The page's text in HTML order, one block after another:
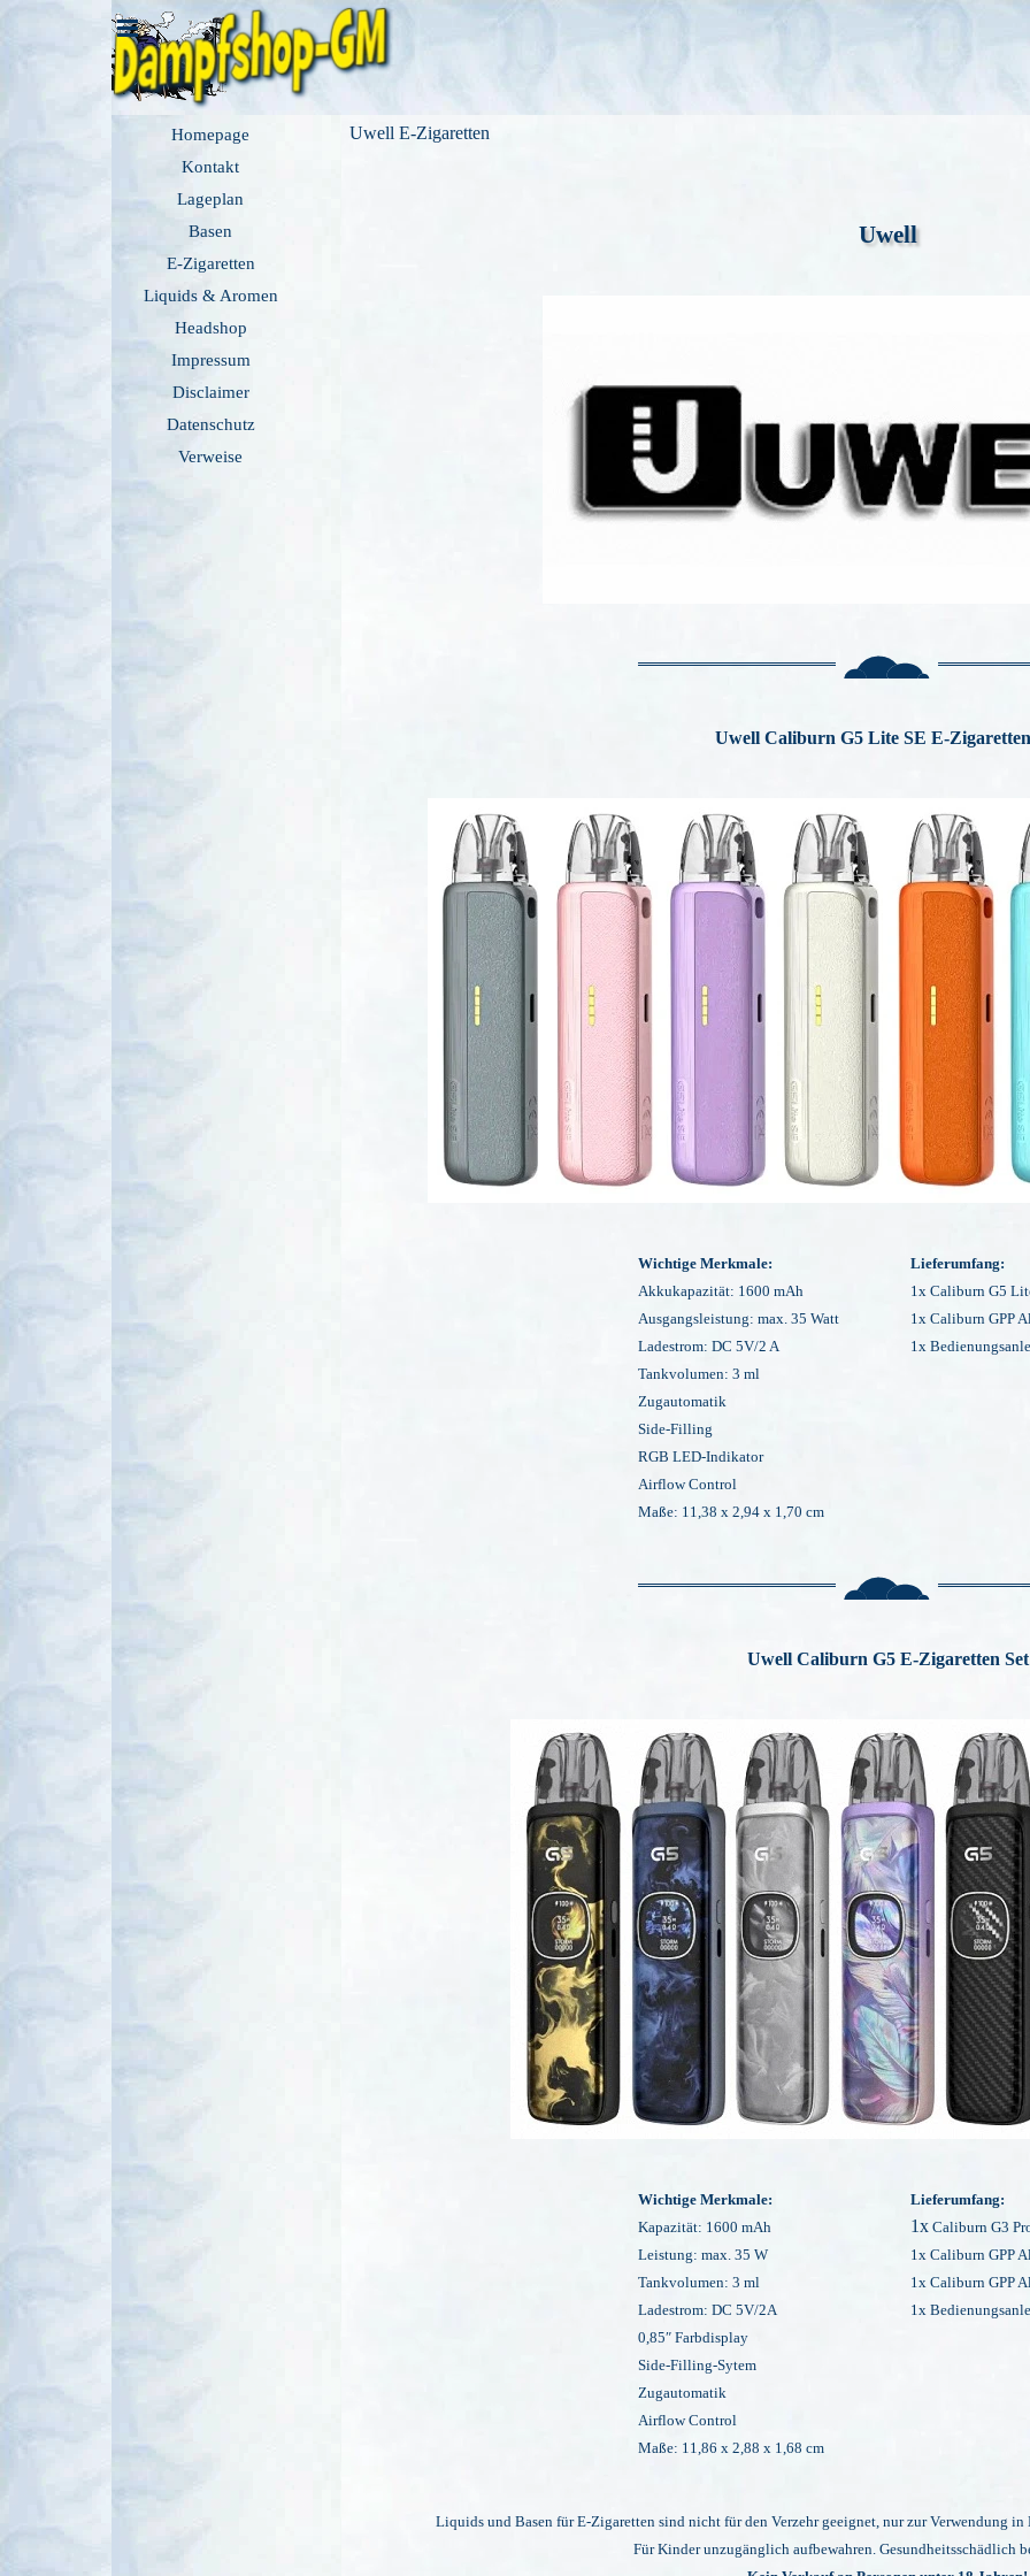
Direkt zum Seiteninhalt
Menü überspringen
Menü überspringen
Homepage
Kontakt
Lageplan
Basen
E-Zigaretten
Liquids & Aromen
Headshop
Impressum
Disclaimer
Datenschutz
Verweise
Uwell E-Zigaretten
Uwell
Uwell Caliburn G5 Lite SE E-
Wichtige Merkmale:
Akkukapazität: 1600 mAh
Ausgangsleistung: max. 35 Watt
Ladestrom: DC 5V/2 A
Tankvolumen: 3 ml
Zugautomatik
Side-Filling
RGB LED-Indikator
Airflow Control
Maße: 11,38 x 2,94 x 1,70 cm
Lieferumfang:
1x Caliburn G5
1x Caliburn GPP
1x
Uwell Caliburn G5E-Zigaretten Set
Wichtige Merkmale:
Kapazität: 1600 mAh
Leistung: max. 35 W
Tankvolumen: 3 ml
Ladestrom: DC 5V/2A
0,85″ Farbdisplay
Side-Filling-Sytem
Zugautomatik
Airflow Control
Maße: 11,86 x 2,88 x 1,68 cm
Lieferumfang:
1xCaliburn G3
1x Caliburn GPP
1x Caliburn GPP
1x
Liquids und Basen für E-Zigaretten sind nicht für den Verzehr geeignet, nur zur Verwendung
Für Kinder unzugänglich aufbewahren. Gesundheitsschädlich